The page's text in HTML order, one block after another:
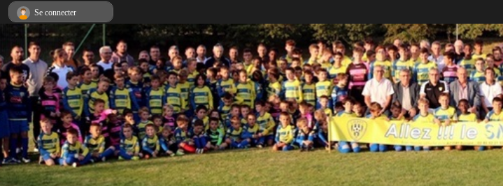
Se connecter
Panneau de gestion des cookies